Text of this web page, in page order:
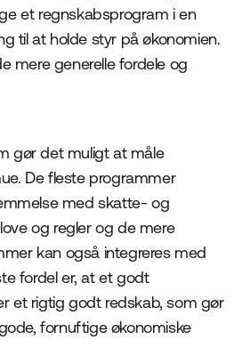
et regnskabsprogram i en
til at holde styr på økonomien.
mere generelle fordele og
gør det muligt at måle
De fleste programmer
med skatte- og
og regler og de mere
kan også integreres med
fordel er, at et godt
et rigtig godt redskab, som gør
fornuftige økonomiske